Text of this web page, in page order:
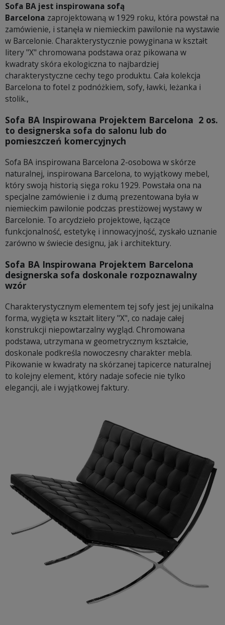
Sofa BA jest inspirowana sofą
Barcelona zaprojektowaną w 1929 roku, która powstał na
zamówienie, i stanęła w niemieckim pawilonie na wystawie
w Barcelonie. Charakterystycznie powyginana w kształt
litery "X" chromowana podstawa oraz pikowana w
kwadraty skóra ekologiczna to najbardziej
charakterystyczne cechy tego produktu. Cała kolekcja
Barcelona to fotel z podnóżkiem, sofy, ławki, leżanka i
stolik.,
Sofa BA Inspirowana Projektem Barcelona 2 os.
to designerska sofa do salonu lub do
pomieszczeń komercyjnych
Sofa BA inspirowana Barcelona 2-osobowa w skórze
naturalnej, inspirowana Barcelona, to wyjątkowy mebel,
który swoją historią sięga roku 1929. Powstała ona na
specjalne zamówienie i z dumą prezentowana była w
niemieckim pawilonie podczas prestiżowej wystawy w
Barcelonie. To arcydzieło projektowe, łączące
funkcjonalność, estetykę i innowacyjność, zyskało uznanie
zarówno w świecie designu, jak i architektury.
Sofa BA Inspirowana Projektem Barcelona
designerska sofa doskonale rozpoznawalny
wzór
Charakterystycznym elementem tej sofy jest jej unikalna
forma, wygięta w kształt litery "X", co nadaje całej
konstrukcji niepowtarzalny wygląd. Chromowana
podstawa, utrzymana w geometrycznym kształcie,
doskonale podkreśla nowoczesny charakter mebla.
Pikowanie w kwadraty na skórzanej tapicerce naturalnej
to kolejny element, który nadaje sofecie nie tylko
elegancji, ale i wyjątkowej faktury.